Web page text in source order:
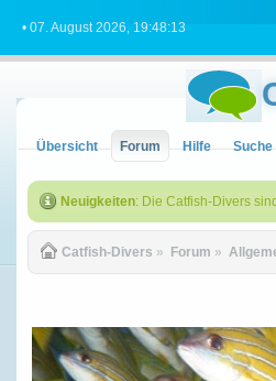
• 07. August 2026, 19:48:13
Übersicht Forum Hilfe Suche
Neuigkeiten: Die Catfish-Divers
Catfish-Divers » Forum »